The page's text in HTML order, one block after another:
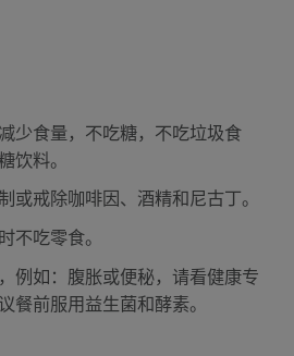
少食量，不吃糖，不吃垃圾食
饮料。
或戒除咖啡因、酒精和尼古丁。
不吃零食。
例如：腹胀或便秘，请看健康专
餐前服用益生菌和酵素。